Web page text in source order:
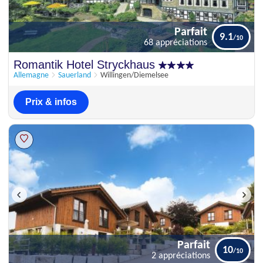
Parfait
68 appréciations
Romantik Hotel Stryckhaus
Allemagne Sauerland Willingen/Diemelsee
Parfait
68 appréciations
9.1
Prix & infos
Parfait
2 appréciations
10